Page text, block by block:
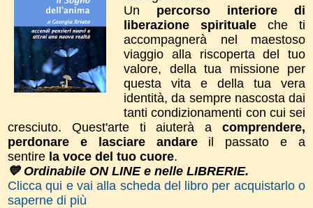
Un percorso interiore di
liberazione spirituale che ti
accompagnerà nel maestoso
viaggio alla riscoperta del tuo
valore, della tua missione per
questa vita e della tua vera
identità, da sempre nascosta dai
tanti condizionamenti con cui sei
cresciuto. Quest'arte ti aiuterà a comprendere,
perdonare e lasciare andareil passato e a
sentire la voce del tuo cuore.
💙 Ordinabile ON LINE e nelle LIBRERIE.
Clicca qui e vai alla scheda del libro per acquistarlo o
saperne di più